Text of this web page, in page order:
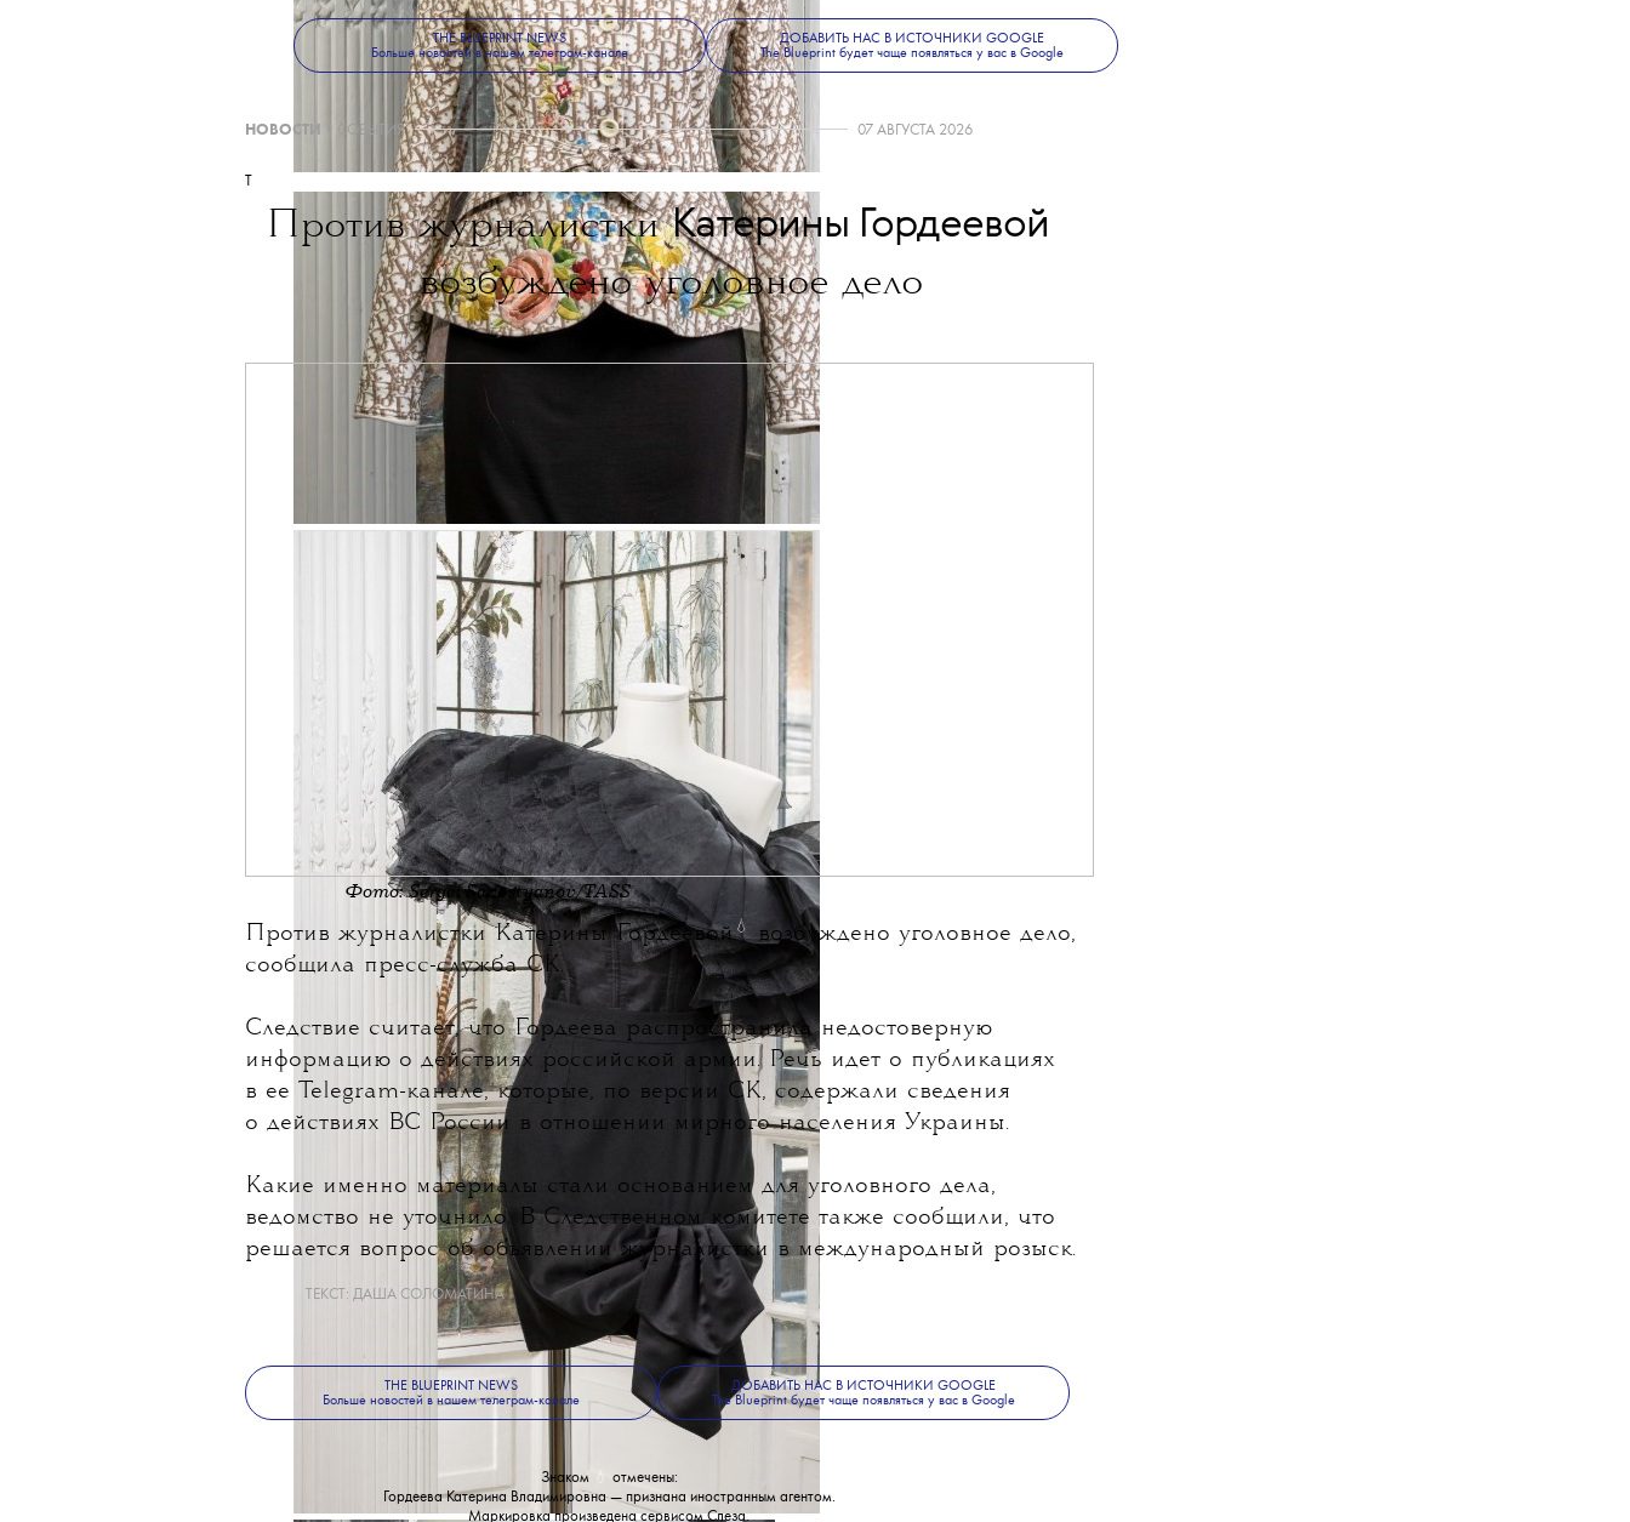
THE BLUEPRINT NEWS
Больше новостей в нашем телеграм-канале
ДОБАВИТЬ НАС В ИСТОЧНИКИ GOOGLE
The Blueprint будет чаще появляться у вас в Google
НОВОСТИ СОБЫТИЯ 07 АВГУСТА 2026
Против журналисткиКатерины Гордеевой
возбуждено уголовное дело
Фото: Sergei Savostyanov/TASS
Против журналисткиКатерины Гордеевой 💧 возбуждено уголовное дело,
сообщила пресс-служба СК.
Следствие считает, что Гордеева распространила недостоверную
информацию о действиях российской армии. Речь идет о публикациях
в ее Telegram-канале, которые, по версии СК, содержали сведения
о действиях ВС России в отношении мирного населения Украины.
Какие именно материалы стали основанием для уголовного дела,
ведомство не уточнило. В Следственном комитете также сообщили, что
решается вопрос об объявлении журналистки в международный розыск.
ТЕКСТ: ДАША СОЛОМАТИНА
THE BLUEPRINT NEWS
Больше новостей в нашем телеграм-канале
ДОБАВИТЬ НАС В ИСТОЧНИКИ GOOGLE
The Blueprint будет чаще появляться у вас в Google
Знаком
отмечены:
Гордеева Катерина Владимировна — признана иностранным агентом.
Маркировка произведена сервисомСлеза.